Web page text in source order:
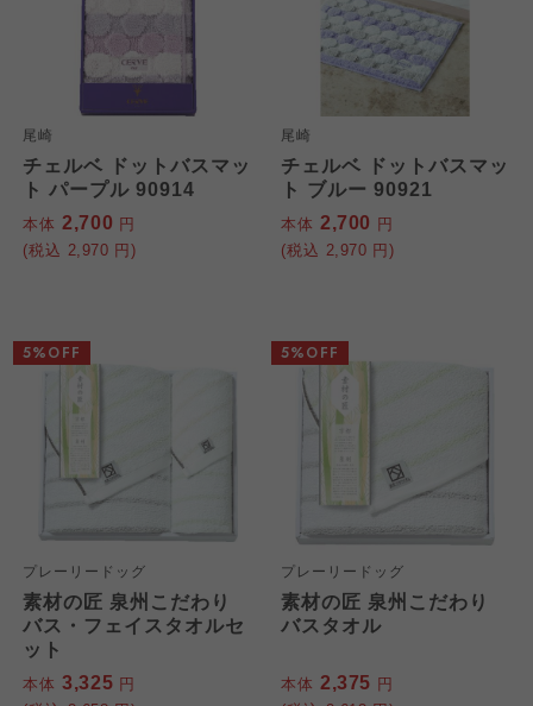
尾崎
チェルベ ドットバスマッ
ト パープル 90914
本体 2,700 円
(税込 2,970 円)
尾崎
チェルベ ドットバスマッ
ト ブルー 90921
本体 2,700 円
(税込 2,970 円)
プレーリードッグ
素材の匠 泉州こだわり
バス・フェイスタオルセ
ット
本体 3,325 円
5%OFF
プレーリードッグ
素材の匠 泉州こだわり
バスタオル
本体 2,375 円
5%OFF